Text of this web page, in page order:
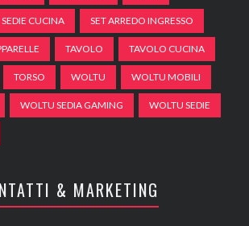
SEDIE CUCINA SET ARREDO INGRESSO
TAVOLO TAVOLO CUCINA
TORSO WOLTU WOLTU MOBILI
WOLTU SEDIA GAMING WOLTU SEDIE
& MARKETING